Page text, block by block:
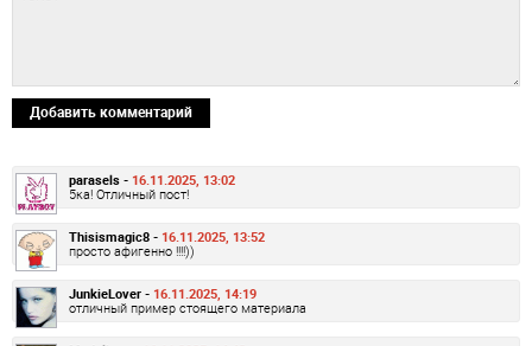
Добавить комментарий
parasels - 16.11.2025, 13:02
5ка! Отличный пост!
Thisismagic8 - 16.11.2025, 13:52
просто афигенно !!!!))
JunkieLover - 16.11.2025, 14:19
отличный пример стоящего материала